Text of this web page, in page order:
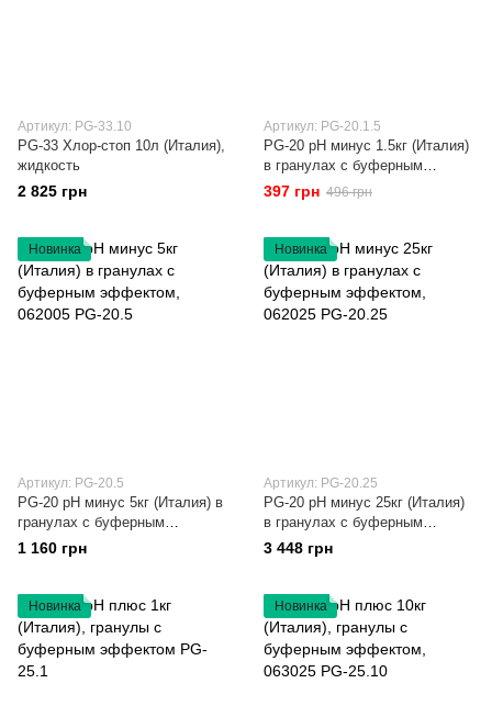
Артикул: PG-33.10
PG-33 Хлор-стоп 10л (Италия),
жидкость
2 825 грн
Артикул: PG-20.1.5
PG-20 рН минус 1.5кг (Италия)
в гранулах с буферным
эффектом, 062001 PG-20.1.5
397 грн 496 грн
Новинка
Артикул: PG-20.5
PG-20 рН минус 5кг (Италия) в
гранулах с буферным
эффектом, 062005 PG-20.5
1 160 грн
Новинка
Артикул: PG-20.25
PG-20 рН минус 25кг (Италия)
в гранулах с буферным
эффектом, 062025 PG-20.25
3 448 грн
Новинка Новинка